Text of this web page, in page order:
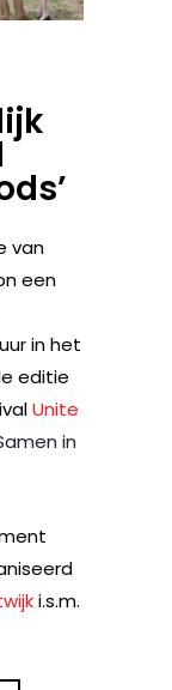
van
een
in het
editie
Unite
in
i.s.m.